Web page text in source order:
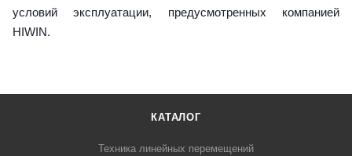
условий эксплуатации, предусмотренных компанией
HIWIN.
КАТАЛОГ
Техника линейных перемещений